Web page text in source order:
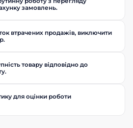
замовлень.
втрачених продажів, виключити
товару відповідно до
для оцінки роботи